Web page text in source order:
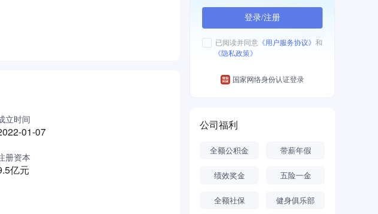
将作为汇智公司起步阶段重点发力
锚定北方农村供暖问题，已在甘
面实现商业化推广。
立时间
01-07
册资本
亿元
登录/注册
已阅读并同意 《用户服务协议》 和
《隐私政策》
国家网络身份认证登录
公司福利
全额公积金 带薪年假
绩效奖金 五险一金
全额社保 健身俱乐部